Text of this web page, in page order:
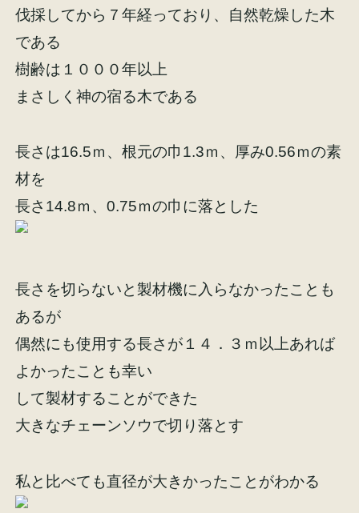
伐採してから７年経っており、自然乾燥した木
である
樹齢は１０００年以上
まさしく神の宿る木である
長さは16.5ｍ、根元の巾1.3ｍ、厚み0.56ｍの素
材を
長さ14.8ｍ、0.75ｍの巾に落とした
長さを切らないと製材機に入らなかったことも
あるが
偶然にも使用する長さが１４．３ｍ以上あれば
よかったことも幸い
して製材することができた
大きなチェーンソウで切り落とす
私と比べても直径が大きかったことがわかる
施工事例 お客様の声
スタッフ紹介
イベント情報 来場予約
資料請求